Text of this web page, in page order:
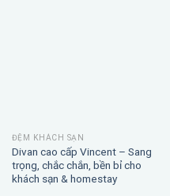
ĐỆM KHÁCH SẠN
Divan cao cấp Vincent – Sang
trọng, chắc chắn, bền bỉ cho
khách sạn & homestay